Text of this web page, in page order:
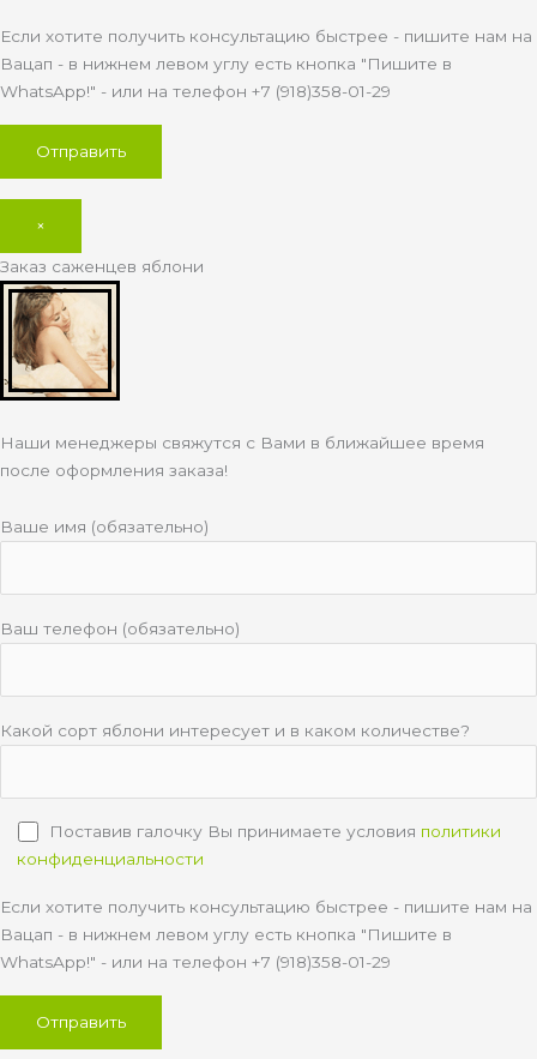
Если хотите получить консультацию быстрее - пишите нам на
Вацап - в нижнем левом углу есть кнопка "Пишите в
WhatsApp!" - или на телефон +7 (918)358-01-29
×
Заказ саженцев яблони
Наши менеджеры свяжутся с Вами в ближайшее время
после оформления заказа!
Ваше имя (обязательно)
Ваш телефон (обязательно)
Какой сорт яблони интересует и в каком количестве?
Поставив галочку Вы принимаете условия политики
конфиденциальности
Если хотите получить консультацию быстрее - пишите нам на
Вацап - в нижнем левом углу есть кнопка "Пишите в
WhatsApp!" - или на телефон +7 (918)358-01-29